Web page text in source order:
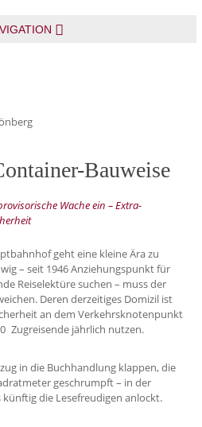
Bauweise
Wache ein – Extra-
geht eine kleine Ära zu
– seit 1946 Anziehungspunkt für
Reiselektüre suchen – muss der
Deren derzeitiges Domizil ist
an dem Verkehrsknotenpunkt
Zugreisende jährlich nutzen.
in die Buchhandlung klappen, die
geschrumpft – in der
die Lesefreudigen anlockt.